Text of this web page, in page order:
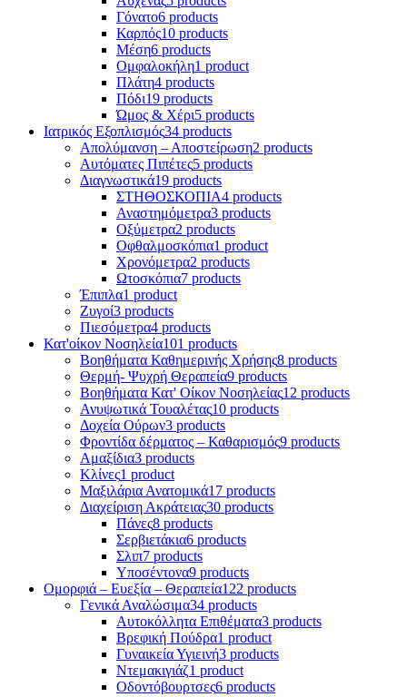
Γόνατο6 products
Καρπός10 products
Μέση6 products
Ομφαλοκήλη1 product
Πλάτη4 products
Πόδι19 products
Ώμος & Χέρι5 products
Ιατρικός Εξοπλισμός34 products
Απολύμανση – Αποστείρωση2 products
Αυτόματες Πιπέτες5 products
Διαγνωστικά19 products
ΣΤΗΘΟΣΚΟΠΙΑ4 products
Αναστημόμετρα3 products
Οξύμετρα2 products
Οφθαλμοσκόπια1 product
Χρονόμετρα2 products
Ωτοσκόπια7 products
Έπιπλα1 product
Ζυγοί3 products
Πιεσόμετρα4 products
Κατ'οίκον Νοσηλεία101 products
Βοηθήματα Καθημερινής Χρήσης8 products
Θερμή- Ψυχρή Θεραπεία9 products
Βοηθήματα Κατ' Οίκον Νοσηλείας12 products
Ανυψωτικά Τουαλέτας10 products
Δοχεία Ούρων3 products
Φροντίδα δέρματος – Καθαρισμός9 products
Αμαξίδια3 products
Κλίνες1 product
Μαξιλάρια Ανατομικά17 products
Διαχείριση Ακράτειας30 products
Πάνες8 products
Σερβιετάκια6 products
Σλιπ7 products
Υποσέντονα9 products
Ομορφιά – Ευεξία – Θεραπεία122 products
Γενικά Αναλώσιμα34 products
Αυτοκόλλητα Επιθέματα3 products
Βρεφική Πούδρα1 product
Γυναικεία Υγιεινή3 products
Ντεμακιγιάζ1 product
Οδοντόβουρτσες6 products